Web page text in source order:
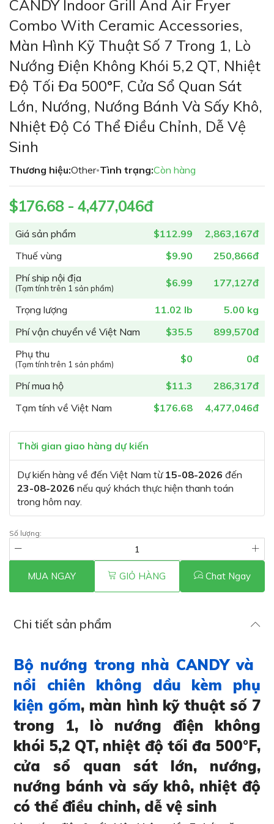
đến
phần
của
thư
hình
ảnh
CANDY Indoor Grill And Air Fryer
Combo With Ceramic Accessories,
Màn Hình Kỹ Thuật Số 7 Trong 1, Lò
Nướng Điện Không Khói 5,2 QT, Nhiệt
Độ Tối Đa 500°F, Cửa Sổ Quan Sát
Lớn, Nướng, Nướng Bánh Và Sấy Khô,
Nhiệt Độ Có Thể Điều Chỉnh, Dễ Vệ
Sinh
Thương hiệu:Other•Tình trạng:Còn hàng
Giá sản phẩm $112.99
2,863,167đ
Thuế vùng
$9.90
250,866đ
Phí ship nội địa
(Tạm tính trên 1 sản phẩm) $6.99 177,127đ
Trọng lượng 11.02 lb
5.00 kg
Phí vận chuyển về Việt Nam
$35.5
899,570đ
Phụ thu
(Tạm tính trên 1 sản phẩm) $0 0đ
Phí mua hộ $11.3
286,317đ
Tạm tính về Việt Nam
$176.68 4,477,046đ
$176.68 - 4,477,046đ
Thời gian giao hàng dự kiến
Dự kiến hàng về đến Việt Nam từ 15-08-2026 đến
23-08-2026 nếu quý khách thực hiện thanh toán
trong hôm nay.
Số lượng:
MUA NGAY GIỎ HÀNG Chat Ngay
Chi tiết sản phẩm
Bộ nướng trong nhà CANDY và ​​
nồi chiên không dầu kèm phụ
kiện gốm, màn hình kỹ thuật số 7
trong 1, lò nướng điện không
khói 5,2 QT, nhiệt độ tối đa 500°F,
cửa sổ quan sát lớn, nướng,
nướng bánh và sấy khô, nhiệt độ
có thể điều chỉnh, dễ vệ sinh